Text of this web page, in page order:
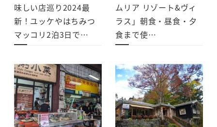
味しい店巡り2024最
新！ユッケやはちみつ
マッコリ2泊3日で…
ムリア リゾート&ヴィ
ラス」朝食・昼食・夕
食まで使…